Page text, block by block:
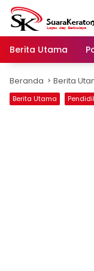
Langsung
konten
Berita Utama
Beranda Berita
Berita Utama